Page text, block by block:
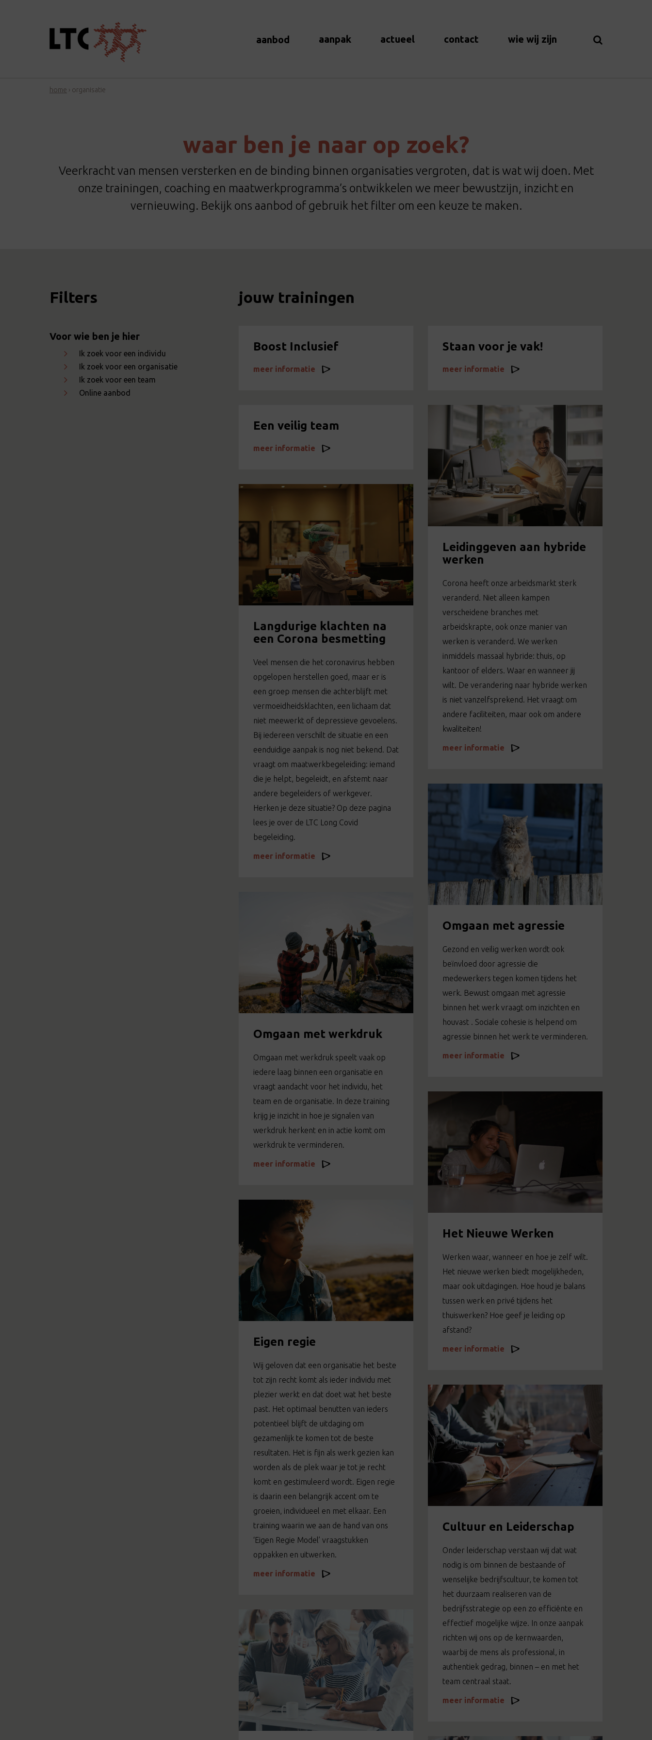
aanbod aanpak actueel contact wie wij zijn
home › organisatie
waar ben je naar op zoek?
Veerkracht van mensen versterken en de binding binnen organisaties vergroten, dat is wat wij doen. Met
onze trainingen, coaching en maatwerkprogramma’s ontwikkelen we meer bewustzijn, inzicht en
vernieuwing. Bekijk ons aanbod of gebruik het filter om een keuze te maken.
Filters
Voor wie ben je hier
Ik zoek voor een individu
Ik zoek voor een organisatie
Ik zoek voor een team
Online aanbod
jouw trainingen
Boost Inclusief
meer informatie
Staan voor je vak!
meer informatie
Een veilig team
meer informatie
Leidinggeven aan hybride
werken
Corona heeft onze arbeidsmarkt sterk
veranderd. Niet alleen kampen
verscheidene branches met
arbeidskrapte, ook onze manier van
werken is veranderd. We werken
inmiddels massaal hybride: thuis, op
kantoor of elders. Waar en wanneer jij
wilt. De verandering naar hybride werken
is niet vanzelfsprekend. Het vraagt om
andere faciliteiten, maar ook om andere
kwaliteiten!
meer informatie
Langdurige klachten na
een Corona besmetting
Veel mensen die het coronavirus hebben
opgelopen herstellen goed, maar er is
een groep mensen die achterblijft met
vermoeidheidsklachten, een lichaam dat
niet meewerkt of depressieve gevoelens.
Bij iedereen verschilt de situatie en een
eenduidige aanpak is nog niet bekend. Dat
vraagt om maatwerkbegeleiding: iemand
die je helpt, begeleidt, en afstemt naar
andere begeleiders of werkgever.
Herken je deze situatie? Op deze pagina
lees je over de LTC Long Covid
begeleiding.
meer informatie
Omgaan met agressie
Gezond en veilig werken wordt ook
beïnvloed door agressie die
medewerkers tegen komen tijdens het
werk. Bewust omgaan met agressie
binnen het werk vraagt om inzichten en
houvast . Sociale cohesie is helpend om
agressie binnen het werk te verminderen.
meer informatie
Omgaan met werkdruk
Omgaan met werkdruk speelt vaak op
iedere laag binnen een organisatie en
vraagt aandacht voor het individu, het
team en de organisatie. In deze training
krijg je inzicht in hoe je signalen van
werkdruk herkent en in actie komt om
werkdruk te verminderen.
meer informatie
Het Nieuwe Werken
Werken waar, wanneer en hoe je zelf wilt.
Het nieuwe werken biedt mogelijkheden,
maar ook uitdagingen. Hoe houd je balans
tussen werk en privé tijdens het
thuiswerken? Hoe geef je leiding op
afstand?
meer informatie
Eigen regie
Wij geloven dat een organisatie het beste
tot zijn recht komt als ieder individu met
plezier werkt en dat doet wat het beste
past. Het optimaal benutten van ieders
potentieel blijft de uitdaging om
gezamenlijk te komen tot de beste
resultaten. Het is fijn als werk gezien kan
worden als de plek waar je tot je recht
komt en gestimuleerd wordt. Eigen regie
is daarin een belangrijk accent om te
groeien, individueel en met elkaar. Een
training waarin we aan de hand van ons
‘Eigen Regie Model’ vraagstukken
oppakken en uitwerken.
meer informatie
Cultuur en Leiderschap
Onder leiderschap verstaan wij dat wat
nodig is om binnen de bestaande of
wenselijke bedrijfscultuur, te komen tot
het duurzaam realiseren van de
bedrijfsstrategie op een zo efficiënte en
effectief mogelijke wijze. In onze aanpak
richten wij ons op de kernwaarden,
waarbij de mens als professional, in
authentiek gedrag, binnen – en met het
team centraal staat.
meer informatie